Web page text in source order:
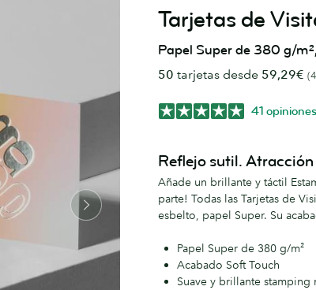
Tarjetas de
Papel Super de 380 g/
50 tarjetas desde 59,29€
41 opiniones
Reflejo sutil.
Añade un brillante y táctil
parte! Todas las Tarjetas de
esbelto, papel Super. Su
Papel Super de 380 g/m²
Acabado Soft Touch
Suave y brillante